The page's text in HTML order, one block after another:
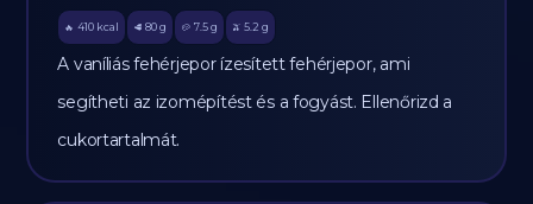
🔥 410 kcal 🥩 80 g 🥔 7.5g 🫒 5.2 g
A vaníliás fehérjepor ízesített fehérjepor, ami
segítheti az izomépítést és a fogyást. Ellenőrizd a
cukortartalmát.